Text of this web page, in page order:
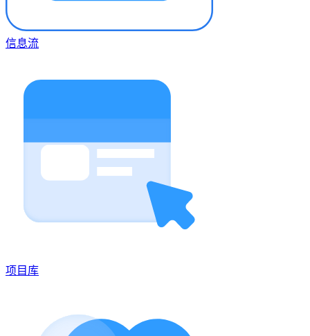
信息流
项目库